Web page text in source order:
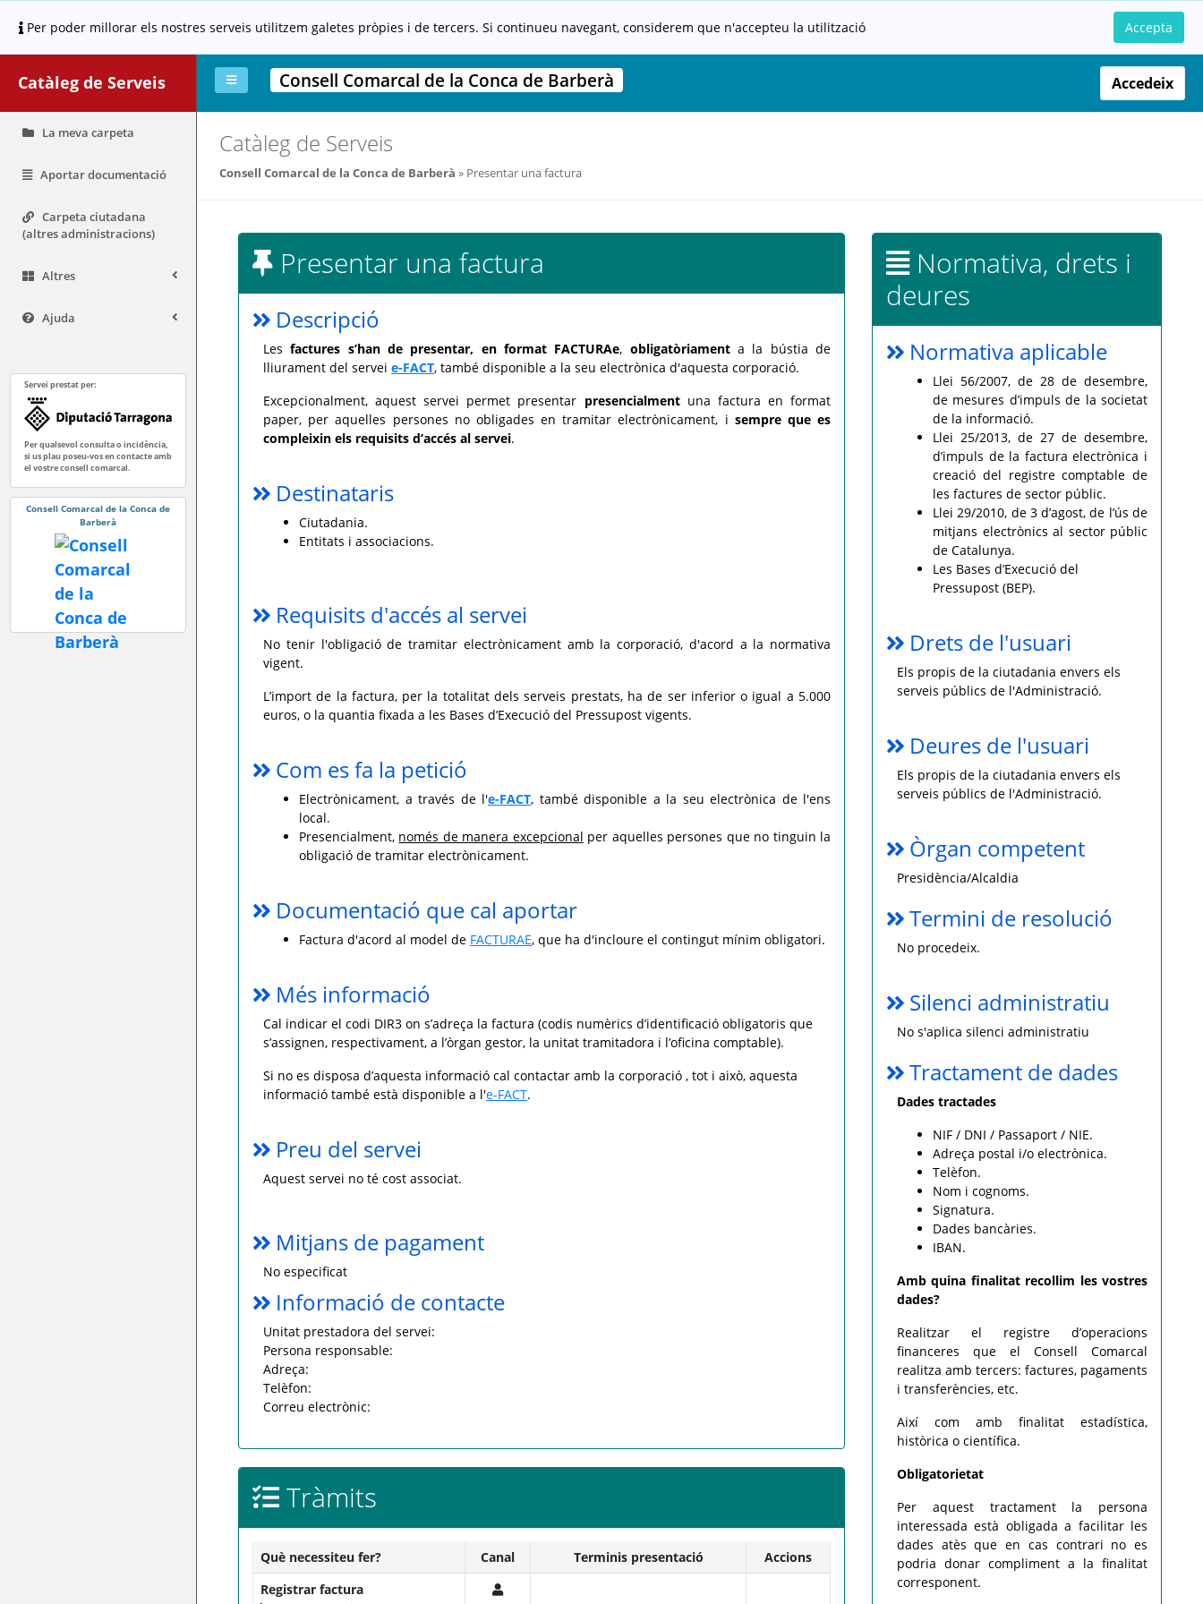
Per poder millorar els nostres serveis utilitzem galetes pròpies i de tercers. Si continueu navegant, considerem que n'accepteu la utilització Accepta
Catàleg de Serveis
La meva carpeta
Aportar documentació
Carpeta ciutadana
(altres administracions)
Altres
Ajuda
Servei prestat per:
Per qualsevol consulta o incidència,
si us plau poseu-vos en contacte amb
el vostre consell comarcal.
Consell Comarcal de la Conca de
Barberà
Consell Comarcal de la Conca de Barberà Accedeix
Catàleg de Serveis
Consell Comarcal de la Conca de Barberà Presentar una factura
Presentar una factura
Descripció
Lesfactures s’han de presentar, en format FACTURAe, obligatòriamenta la bústia de
lliurament del servei e-FACT, també disponible a la seu electrònica d'aquesta corporació.
Excepcionalment, aquest servei permet presentar presencialmentuna factura en format
paper, per aquelles persones no obligades en tramitar electrònicament, i sempre que es
compleixin els requisits d’accés al servei.
Destinataris
Ciutadania.
Entitats i associacions.
Requisits d'accés al servei
No tenir l'obligació de tramitar electrònicament amb la corporació, d'acord a la normativa
vigent.
L’import de la factura, per la totalitat dels serveis prestats, ha de ser inferior o igual a 5.000
euros, o la quantia fixada a les Bases d’Execució del Pressupost vigents.
Com es fa la petició
Electrònicament, a través de l'e-FACT, també disponible a la seu electrònica de l'ens
local.
Presencialment, només de manera excepcional per aquelles persones que no tinguin la
obligació de tramitar electrònicament.
Documentació que cal aportar
Factura d'acord al model de FACTURAE, que ha d'incloure el contingut mínim obligatori.
Més informació
Cal indicar el codi DIR3 on s’adreça la factura (codis numèrics d’identificació obligatoris que
s’assignen, respectivament, a l’òrgan gestor, la unitat tramitadora i l’oficina comptable).
Si no es disposa d’aquesta informació cal contactar amb la corporació , tot i això, aquesta
informació també està disponible a l'e-FACT.
Preu del servei
Aquest servei no té cost associat.
Mitjans de pagament
No especificat
Informació de contacte
Unitat prestadora del servei:
Persona responsable:
Adreça:
Telèfon:
Correu electrònic:
Tràmits
Què necessiteu fer? Canal Terminis presentació
Accions
Registrar factura
Normativa, drets i
deures
Normativa aplicable
Llei 56/2007, de 28 de desembre,
de mesures d’impuls de la societat
de la informació.
Llei 25/2013, de 27 de desembre,
d’impuls de la factura electrònica i
creació del registre comptable de
les factures de sector públic.
Llei 29/2010, de 3 d’agost, de l’ús de
mitjans electrònics al sector públic
de Catalunya.
Les Bases d’Execució del
Pressupost (BEP).
Drets de l'usuari
Els propis de la ciutadania envers els
serveis públics de l'Administració.
Deures de l'usuari
Els propis de la ciutadania envers els
serveis públics de l'Administració.
Òrgan competent
Presidència/Alcaldia
Termini de resolució
No procedeix.
Silenci administratiu
No s'aplica silenci administratiu
Tractament de dades
Dades tractades
NIF / DNI / Passaport / NIE.
Adreça postal i/o electrònica.
Telèfon.
Nom i cognoms.
Signatura.
Dades bancàries.
IBAN.
Amb quina finalitat recollim les vostres
dades?
Realitzar el registre d’operacions
financeres que el Consell Comarcal
realitza amb tercers: factures, pagaments
i transferències, etc.
Així com amb finalitat estadística,
històrica o científica.
Obligatorietat
Per aquest tractament la persona
interessada està obligada a facilitar les
dades atès que en cas contrari no es
podria donar compliment a la finalitat
corresponent.